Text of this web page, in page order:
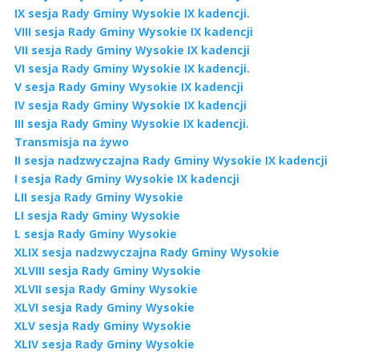
IX sesja Rady Gminy Wysokie IX kadencji.
VIII sesja Rady Gminy Wysokie IX kadencji
VII sesja Rady Gminy Wysokie IX kadencji
VI sesja Rady Gminy Wysokie IX kadencji.
V sesja Rady Gminy Wysokie IX kadencji
IV sesja Rady Gminy Wysokie IX kadencji
III sesja Rady Gminy Wysokie IX kadencji.
Transmisja na żywo
II sesja nadzwyczajna Rady Gminy Wysokie IX kadencji
I sesja Rady Gminy Wysokie IX kadencji
LII sesja Rady Gminy Wysokie
LI sesja Rady Gminy Wysokie
L sesja Rady Gminy Wysokie
XLIX sesja nadzwyczajna Rady Gminy Wysokie
XLVIII sesja Rady Gminy Wysokie
XLVII sesja Rady Gminy Wysokie
XLVI sesja Rady Gminy Wysokie
XLV sesja Rady Gminy Wysokie
XLIV sesja Rady Gminy Wysokie